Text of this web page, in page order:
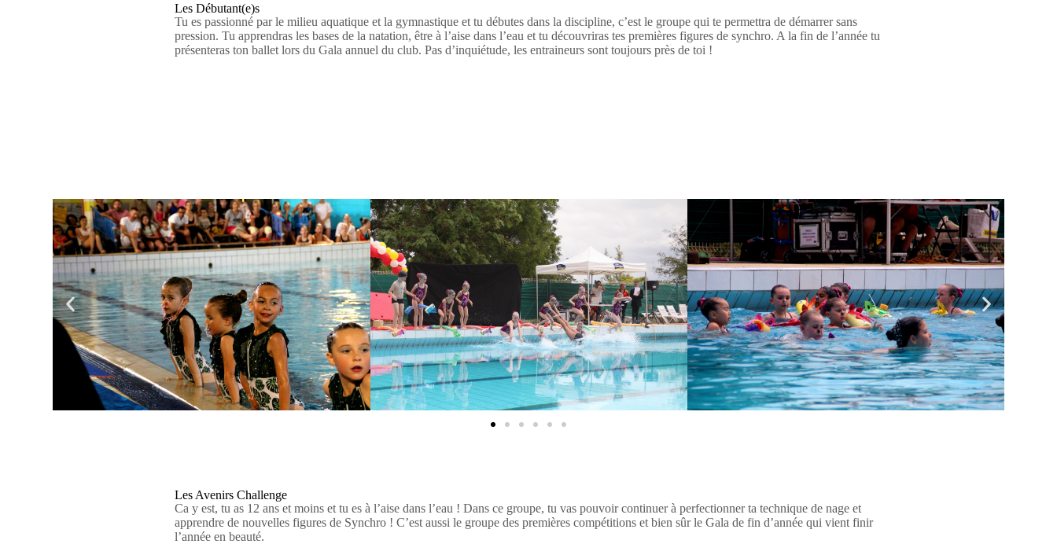
Les Débutant(e)s
Tu es passionné par le milieu aquatique et la gymnastique et tu débutes dans la discipline, c’est le groupe qui te permettra de démarrer sans
pression. Tu apprendras les bases de la natation, être à l’aise dans l’eau et tu découvriras tes premières figures de synchro. A la fin de l’année tu
présenteras ton ballet lors du Gala annuel du club. Pas d’inquiétude, les entraineurs sont toujours près de toi !
Les Avenirs Challenge
Ca y est, tu as 12 ans et moins et tu es à l’aise dans l’eau ! Dans ce groupe, tu vas pouvoir continuer à perfectionner ta technique de nage et
apprendre de nouvelles figures de Synchro ! C’est aussi le groupe des premières compétitions et bien sûr le Gala de fin d’année qui vient finir
l’année en beauté.